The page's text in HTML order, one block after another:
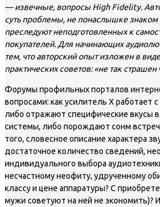
— извечные, вопросы High Fidelity.
суть проблемы, не понаслышке знаком
преследуют неподготовленных к
покупателей. Для начинающих
тем, что авторский опыт изложен в
практических советов: «не так
Форумы профильных порталов
вопросами: как усилитель Х работает
либо отражают специфические вкусы
системы, либо порождают сонм
того, словесное описание характера
достаточное количество сведений,
индивидуального выбора
несчастному неофиту, удрученному
классу и цене аппаратуры? С
мужи советуют на ней не экономить)?